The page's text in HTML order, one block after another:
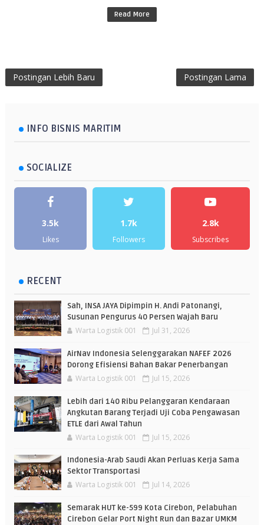
Read More
Postingan Lebih Baru Postingan Lama
INFO BISNIS MARITIM
SOCIALIZE
3.5k
Likes
1.7k
Followers
2.8k
Subscribes
RECENT
Sah, INSA JAYA Dipimpin H. Andi Patonangi,
Susunan Pengurus 40 Persen Wajah Baru
Warta Logistik 001 Jul 31, 2026
AirNav Indonesia Selenggarakan NAFEF 2026
Dorong Efisiensi Bahan Bakar Penerbangan
Warta Logistik 001 Jul 15, 2026
Lebih dari 140 Ribu Pelanggaran Kendaraan
Angkutan Barang Terjadi Uji Coba Pengawasan
ETLE dari Awal Tahun
Warta Logistik 001 Jul 15, 2026
Indonesia-Arab Saudi Akan Perluas Kerja Sama
Sektor Transportasi
Warta Logistik 001 Jul 14, 2026
Semarak HUT ke-599 Kota Cirebon, Pelabuhan
Cirebon Gelar Port Night Run dan Bazar UMKM